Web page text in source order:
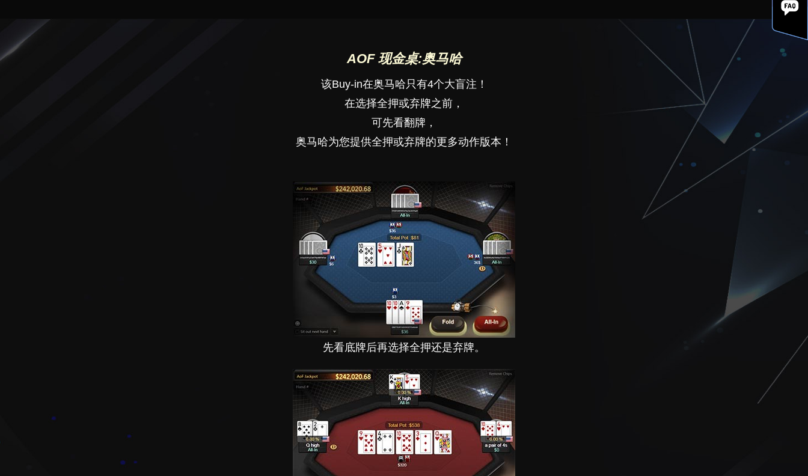
AOF 现金桌:奥马哈
该Buy-in在奥马哈只有4个大盲注！
在选择全押或弃牌之前，
可先看翻牌，
奥马哈为您提供全押或弃牌的更多动作版本！
先看底牌后再选择全押还是弃牌。